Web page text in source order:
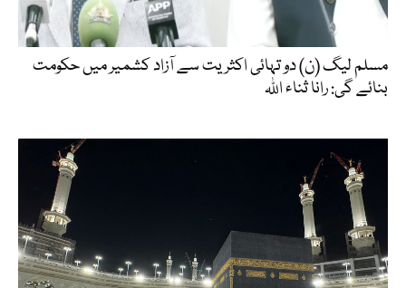
مسلم لیگ (ن) دو تہائی اکثریت سے آزاد کشمیر میں حکومت
بنائے گی: رانا ثناء اللہ